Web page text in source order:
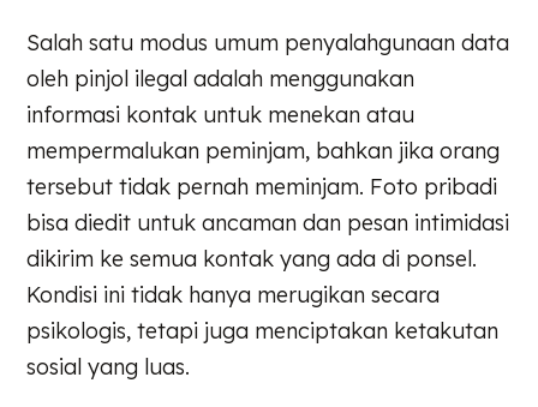
Salah satu modus umum penyalahgunaan data
oleh pinjol ilegal adalah menggunakan
informasi kontak untuk menekan atau
mempermalukan peminjam, bahkan jika orang
tersebut tidak pernah meminjam. Foto pribadi
bisa diedit untuk ancaman dan pesan intimidasi
dikirim ke semua kontak yang ada di ponsel.
Kondisi ini tidak hanya merugikan secara
psikologis, tetapi juga menciptakan ketakutan
sosial yang luas.